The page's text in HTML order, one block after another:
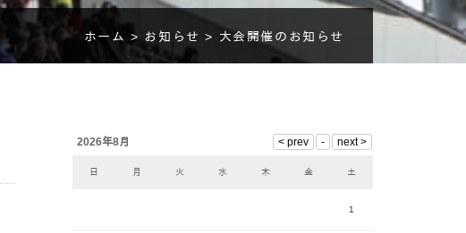
ホーム > お知らせ > 大会開催のお知らせ
2026年8月
日 月 火 水 木 金 土
1